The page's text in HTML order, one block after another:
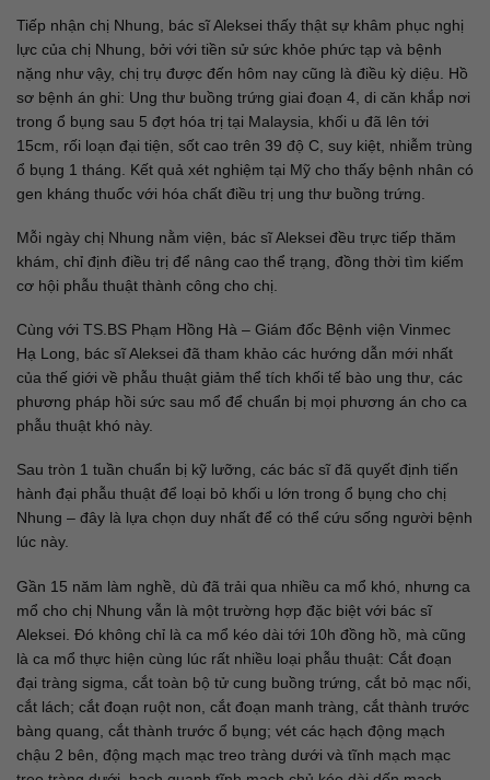
Tiếp nhận chị Nhung, bác sĩ Aleksei thấy thật sự khâm phục nghị
lực của chị Nhung, bởi với tiền sử sức khỏe phức tạp và bệnh
nặng như vậy, chị trụ được đến hôm nay cũng là điều kỳ diệu. Hồ
sơ bệnh án ghi: Ung thư buồng trứng giai đoạn 4, di căn khắp nơi
trong ổ bụng sau 5 đợt hóa trị tại Malaysia, khối u đã lên tới
15cm, rối loạn đại tiện, sốt cao trên 39 độ C, suy kiệt, nhiễm trùng
ổ bụng 1 tháng. Kết quả xét nghiệm tại Mỹ cho thấy bệnh nhân có
gen kháng thuốc với hóa chất điều trị ung thư buồng trứng.
Mỗi ngày chị Nhung nằm viện, bác sĩ Aleksei đều trực tiếp thăm
khám, chỉ định điều trị để nâng cao thể trạng, đồng thời tìm kiếm
cơ hội phẫu thuật thành công cho chị.
Cùng với TS.BS Phạm Hồng Hà – Giám đốc Bệnh viện Vinmec
Hạ Long, bác sĩ Aleksei đã tham khảo các hướng dẫn mới nhất
của thế giới về phẫu thuật giảm thể tích khối tế bào ung thư, các
phương pháp hồi sức sau mổ để chuẩn bị mọi phương án cho ca
phẫu thuật khó này.
Sau tròn 1 tuần chuẩn bị kỹ lưỡng, các bác sĩ đã quyết định tiến
hành đại phẫu thuật để loại bỏ khối u lớn trong ổ bụng cho chị
Nhung – đây là lựa chọn duy nhất để có thể cứu sống người bệnh
lúc này.
Gần 15 năm làm nghề, dù đã trải qua nhiều ca mổ khó, nhưng ca
mổ cho chị Nhung vẫn là một trường hợp đặc biệt với bác sĩ
Aleksei. Đó không chỉ là ca mổ kéo dài tới 10h đồng hồ, mà cũng
là ca mổ thực hiện cùng lúc rất nhiều loại phẫu thuật: Cắt đoạn
đại tràng sigma, cắt toàn bộ tử cung buồng trứng, cắt bỏ mạc nối,
cắt lách; cắt đoạn ruột non, cắt đoạn manh tràng, cắt thành trước
bàng quang, cắt thành trước ổ bụng; vét các hạch động mạch
chậu 2 bên, động mạch mạc treo tràng dưới và tĩnh mạch mạc